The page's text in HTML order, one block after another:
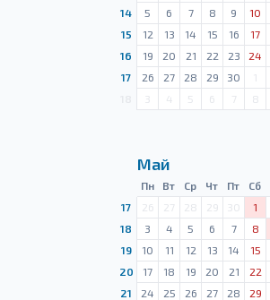
14
5 6 7 8 9 10
15
12 13 14 15 16 17
16
19 20 21 22 23 24
17
26 27 28 29 30 1
3 4 5 6 7 8
Май
Пн Вт Ср Чт Пт Сб
17
26 27 28 29 30 1
18
3 4 5 6 7 8
19
10 11 12 13 14 15
20
17 18 19 20 21 22
21
24 25 26 27 28 29